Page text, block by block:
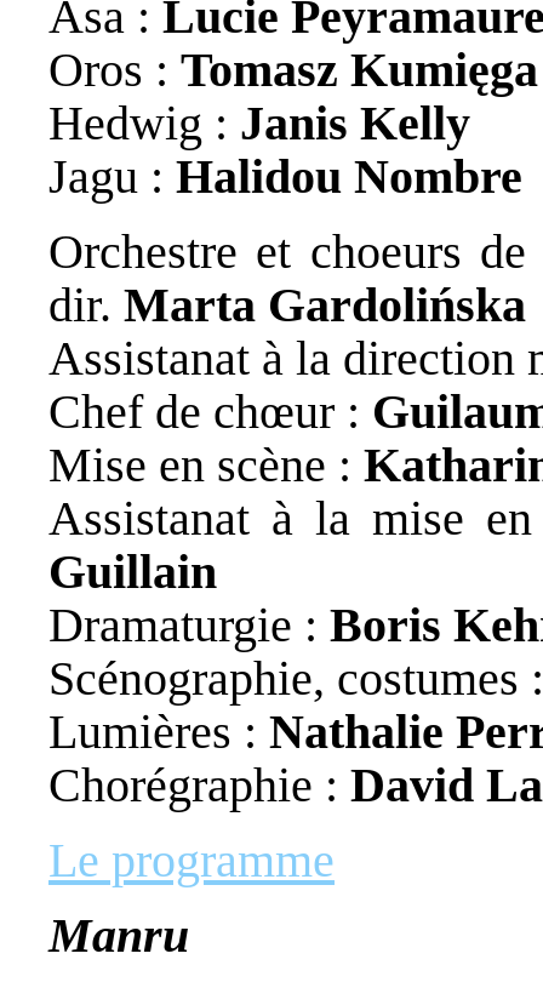
Asa : Lucie
Oros : Tomasz Kumięga
Hedwig : Janis Kelly
Jagu : Halidou Nombre
Orchestre et choeurs
dir. Marta Gardolińska
Assistanat à la direction
Chef de chœur :
Mise en scène :
Assistanat à la mise
Guillain
Dramaturgie : Boris
Scénographie, costumes
Lumières : Nathalie
Chorégraphie : David
Le programme
Manru